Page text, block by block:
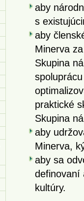
aby
s
aby
Minerva
Skupina
praktické
Skupina
aby
Minerva,
aby sa
definovaní
kultúry.